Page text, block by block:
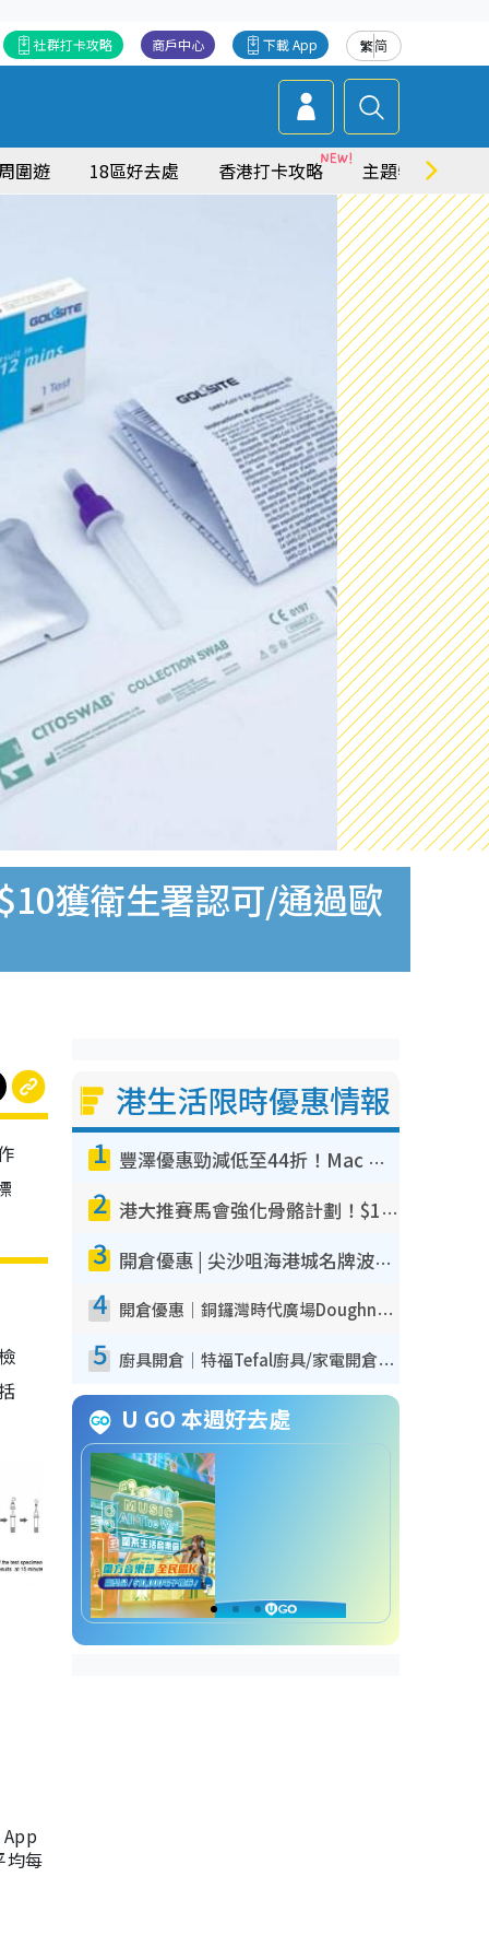
繁简
下載 App
商戶中心
社群打卡攻略
圍遊 18區好去處 香港打卡攻略 主題特集
獲衛生署認可/通過歐
均每
港生活限時優惠情報
1 豐澤優惠勁減低至44折！Mac mini/iPhone17Pro大減價！廚房家電$220起
2 港大推賽馬會強化骨骼計劃！$100骨質密度X光檢查 完成免費運動訓練送超市禮券！附參加資格
3 開倉優惠 | 尖沙咀海港城名牌波鞋開倉低至1折！On鞋$899起／Joy&Peace鞋履$98起
4 開倉優惠｜銅鑼灣時代廣場Doughnut/Campo Marzio開倉低至1折！背囊、書包、手袋劈價$200起
5 廚具開倉｜特福Tefal廚具/家電開倉低至3折！$220起買平底鍋/炒鑊/湯煲！電飯煲/吸塵機/燙斗$418起
U GO 本週好去處